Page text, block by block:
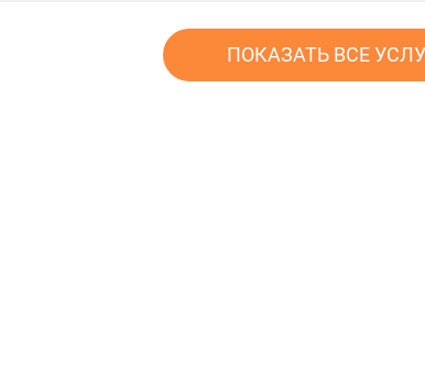
ПОКАЗАТЬ ВСЕ